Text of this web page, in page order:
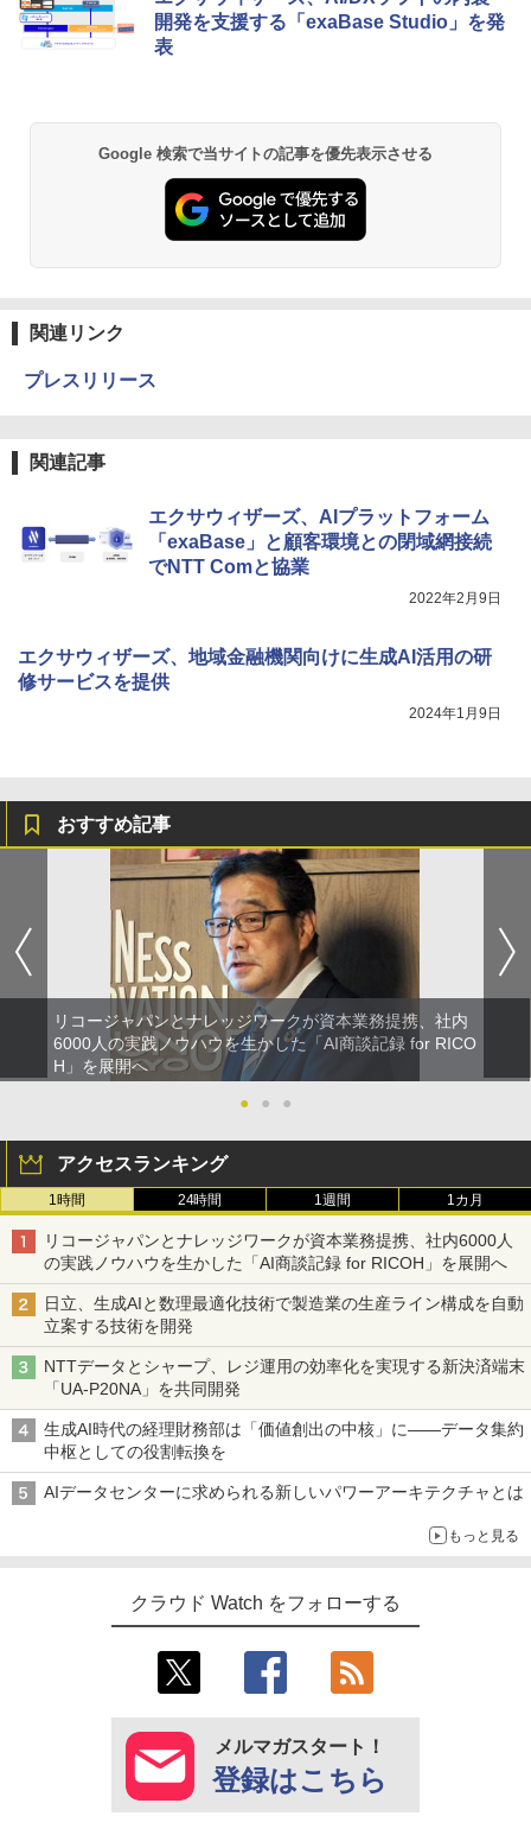
開発を支援する「exaBase Studio」を発
表
Google 検索で当サイトの記事を優先表示させる
関連リンク
プレスリリース
関連記事
エクサウィザーズ、AIプラットフォーム
「exaBase」と顧客環境との閉域網接続
でNTT Comと協業
2022年2月9日
エクサウィザーズ、地域金融機関向けに生成AI活用の研
修サービスを提供
2024年1月9日
おすすめ記事
リコージャパンとナレッジワークが資本業務提携、社内
6000人の実践ノウハウを生かした「AI商談記録 for RICO
H」を展開へ
●
● ●
アクセスランキング
1時間 24時間 1週間 1カ月
リコージャパンとナレッジワークが資本業務提携、社内6000人
の実践ノウハウを生かした「AI商談記録 for RICOH」を展開へ
日立、生成AIと数理最適化技術で製造業の生産ライン構成を自動
立案する技術を開発
NTTデータとシャープ、レジ運用の効率化を実現する新決済端末
「UA-P20NA」を共同開発
生成AI時代の経理財務部は「価値創出の中核」に――データ集約
中枢としての役割転換を
AIデータセンターに求められる新しいパワーアーキテクチャとは
もっと見る
クラウド Watch をフォローする
メルマガスタート！
登録はこちら